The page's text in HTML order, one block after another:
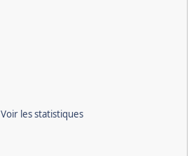
Voir les statistiques